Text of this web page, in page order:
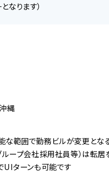
ります）
縄
範囲で勤務ビルが変更とな
ープ会社採用社員等）は転
ターンも可能です